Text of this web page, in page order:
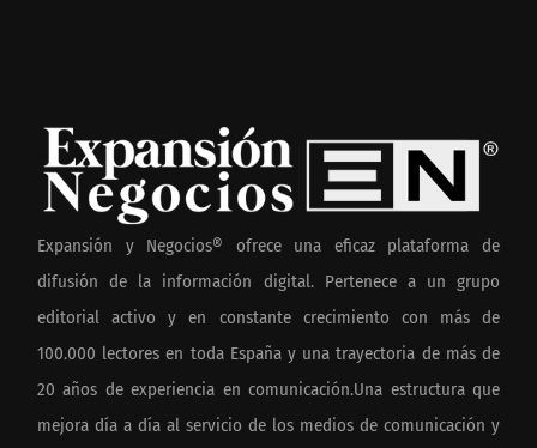
Expansión y Negocios® ofrece una eficaz plataforma de
difusión de la información digital. Pertenece a un grupo
editorial activo y en constante crecimiento con más de
100.000 lectores en toda España y una trayectoria de más de
20 años de experiencia en comunicación.Una estructura que
mejora día a día al servicio de los medios de comunicación y